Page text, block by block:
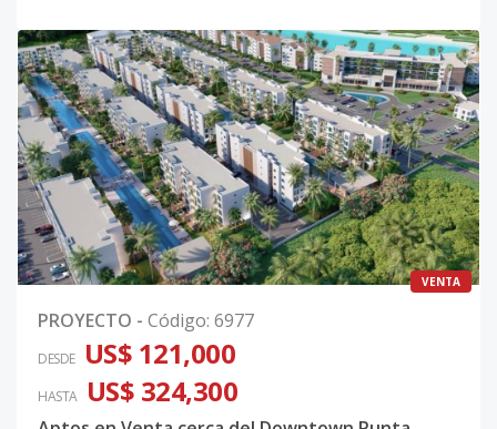
VENTA
PROYECTO - Código: 6977
DESDE US$ 121,000
HASTA US$ 324,300